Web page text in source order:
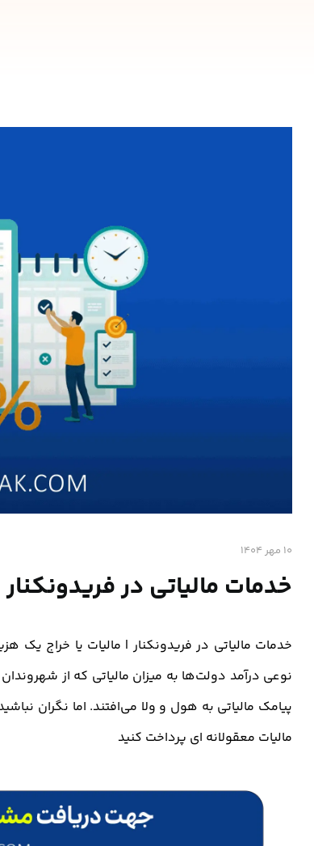
10 مهر 1404
خدمات مالیاتی در فریدونکنار
خدمات مالیاتی در فریدونکنار | مالیات یا خراج یک
نوعی درآمد دولت‌ها به میزان مالیاتی که از
پیامک مالیاتی به هول و ولا می‌افتند. اما نگران
مالیات معقولانه ای پرداخت کنید